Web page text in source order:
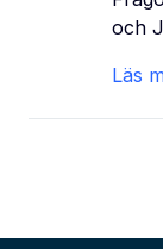
och
Läs